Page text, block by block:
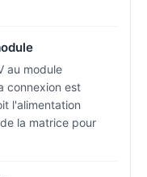
au module
connexion est
l'alimentation
la matrice pour